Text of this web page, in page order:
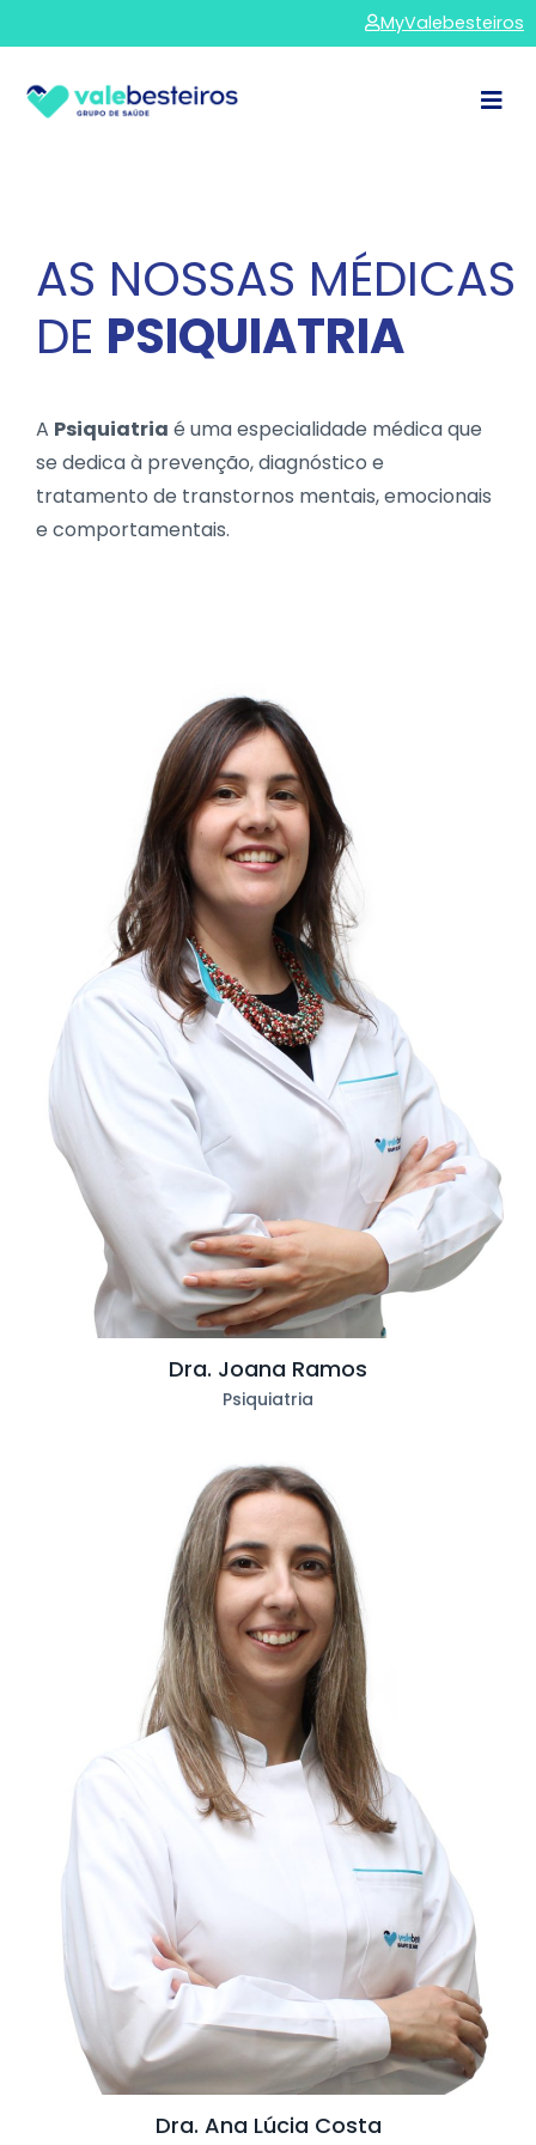
MyValebesteiros
AS NOSSAS MÉDICAS
DE PSIQUIATRIA
A Psiquiatria é uma especialidade médica que
se dedica à prevenção, diagnóstico e
tratamento de transtornos mentais, emocionais
e comportamentais.
Dra. Joana Ramos
Psiquiatria
Dra. Ana Lúcia Costa